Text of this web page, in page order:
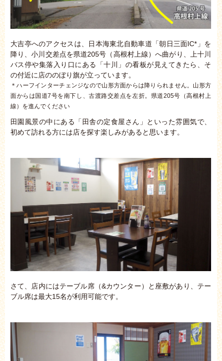
大吉亭へのアクセスは、日本海東北自動車道「朝日三面IC*」を
降り、小川交差点を県道205号（高根村上線）へ曲がり、上十川
バス停や集落入り口にある「十川」の看板が見えてきたら、そ
の付近に店ののぼり旗が立っています。
＊ハーフインターチェンジなので山形方面からは降りられません。山形方
面からは国道7号を南下し、古渡路交差点を左折。県道205号（高根村上
線）を進んでください
田園風景の中にある「田舎の定食屋さん」といった雰囲気で、
初めて訪れる方には店を探す楽しみがあると思います。
さて、店内にはテーブル席（&カウンター）と座敷があり、テー
ブル席は最大15名が利用可能です。